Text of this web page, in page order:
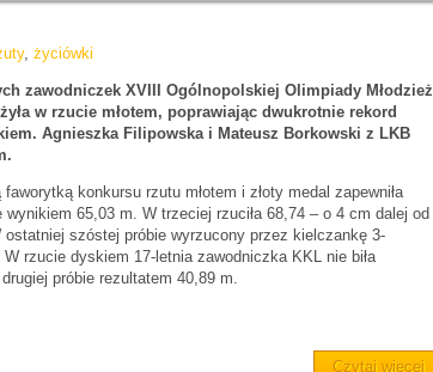
, życiówki
zawodniczek XVIII Ogólnopolskiej Olimpiady
w rzucie młotem, poprawiając dwukrotnie rekord
Agnieszka Filipowskai Mateusz Borkowski z LKB
faworytką konkursu rzutu młotem i złoty medal zapewniła
65,03 m. W trzeciej rzuciła 68,74 – o 4 cm dalej od
szóstej próbie wyrzucony przez kielczankę 3-
W rzucie dyskiem 17-letnia zawodniczka KKL nie biła
próbie rezultatem 40,89 m.
Czytaj więcej